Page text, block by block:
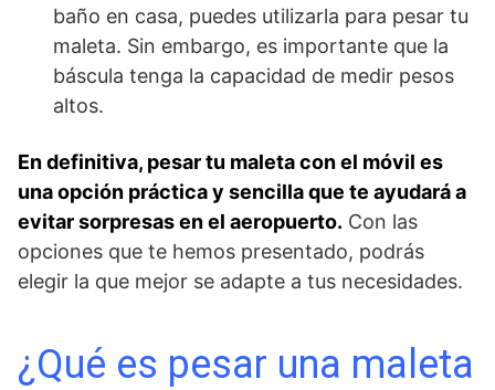
baño en casa, puedes utilizarla para pesar tu
maleta. Sin embargo, es importante que la
báscula tenga la capacidad de medir pesos
altos.
En definitiva, pesar tu maleta con el móvil es
una opción práctica y sencilla que te ayudará a
evitar sorpresas en el aeropuerto. Con las
opciones que te hemos presentado, podrás
elegir la que mejor se adapte a tus necesidades.
¿Qué es pesar ‌una ⁣maleta